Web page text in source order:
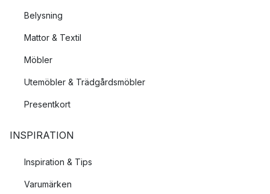
Belysning
Mattor & Textil
Möbler
Utemöbler & Trädgårdsmöbler
Presentkort
INSPIRATION
Inspiration & Tips
Varumärken